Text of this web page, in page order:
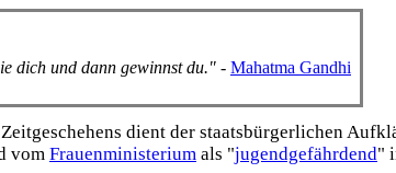
dich und dann gewinnst du." - Mahatma Gandhi
dient der staats­bürgerlichen
vom Frauen­ministerium als "jugend­gefährdend"